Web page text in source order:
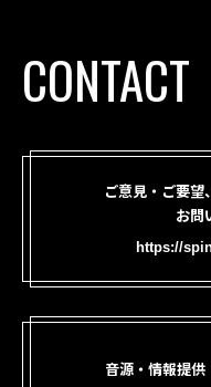
CONTACT
ご意見・ご要望
お問
https://
音源・情報提供